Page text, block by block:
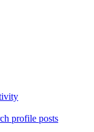
profile posts